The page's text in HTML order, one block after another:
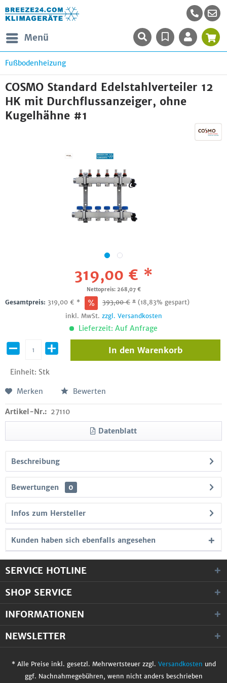
Menü
Fußbodenheizung
COSMO Standard Edelstahlverteiler 12
HK mit Durchflussanzeiger, ohne
Kugelhähne #1
319,00 € *
Nettopreis: 268,07 €
Gesamtpreis: 319,00 € * 393,00€ * (18,83% gespart)
inkl. MwSt. zzgl. Versandkosten
Lieferzeit: Auf Anfrage
Einheit: Stk
In den Warenkorb
Merken Bewerten
Artikel-Nr.: 27110
Datenblatt
Beschreibung
Bewertungen 0
Infos zum Hersteller
Kunden haben sich ebenfalls angesehen
SERVICE HOTLINE
SHOP SERVICE
INFORMATIONEN
NEWSLETTER
* Alle Preise inkl. gesetzl. Mehrwertsteuer zzgl. Versandkosten und
ggf. Nachnahmegebühren, wenn nicht anders beschrieben